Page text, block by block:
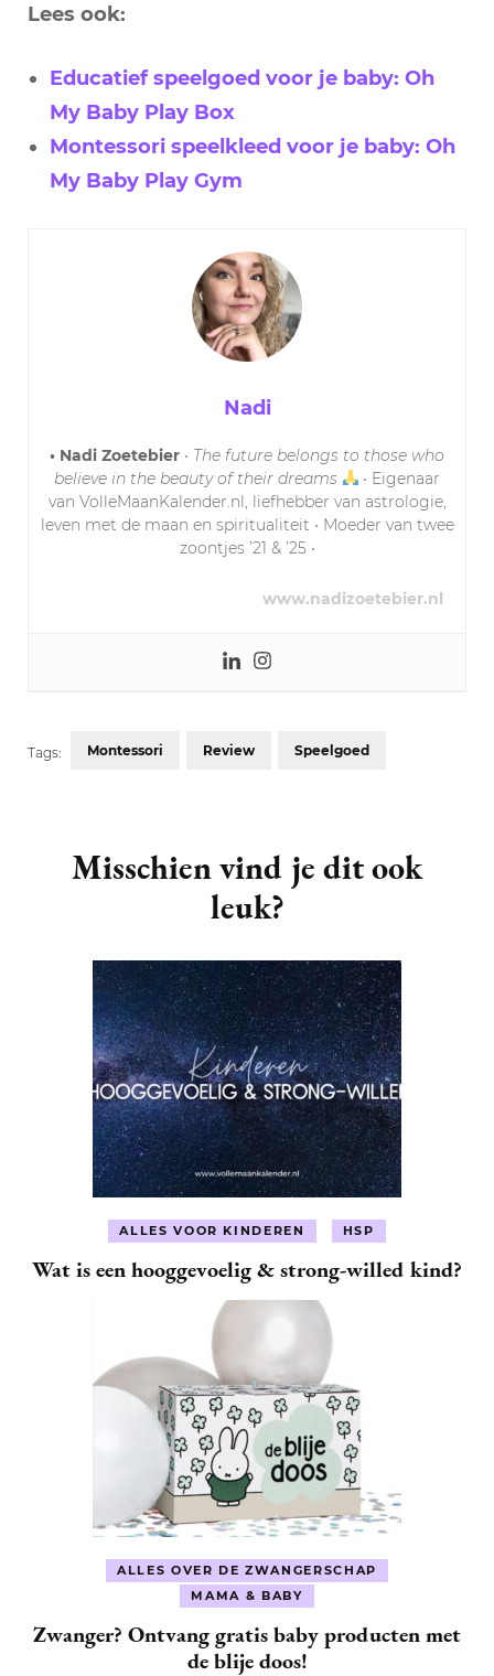
Lees ook:
Educatief speelgoed voor je baby: Oh
My Baby Play Box
Montessori speelkleed voor je baby: Oh
My Baby Play Gym
Nadi
• Nadi Zoetebier • The future belongs to those who
believe in the beauty of their dreams
• Eigenaar
van VolleMaanKalender.nl, liefhebber van astrologie,
leven met de maan en spiritualiteit • Moeder van twee
zoontjes ’21 & ’25 •
www.nadizoetebier.nl
Tags: Montessori Review Speelgoed
Navigation
Misschien vind je dit ook
leuk?
ALLES VOOR KINDEREN HSP
Wat is een hooggevoelig & strong-willed kind?
ALLES OVER DE ZWANGERSCHAP
MAMA & BABY
Zwanger? Ontvang gratis baby producten met
de blije doos!